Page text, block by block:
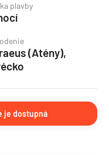
plavby
(Atény),
je dostupná